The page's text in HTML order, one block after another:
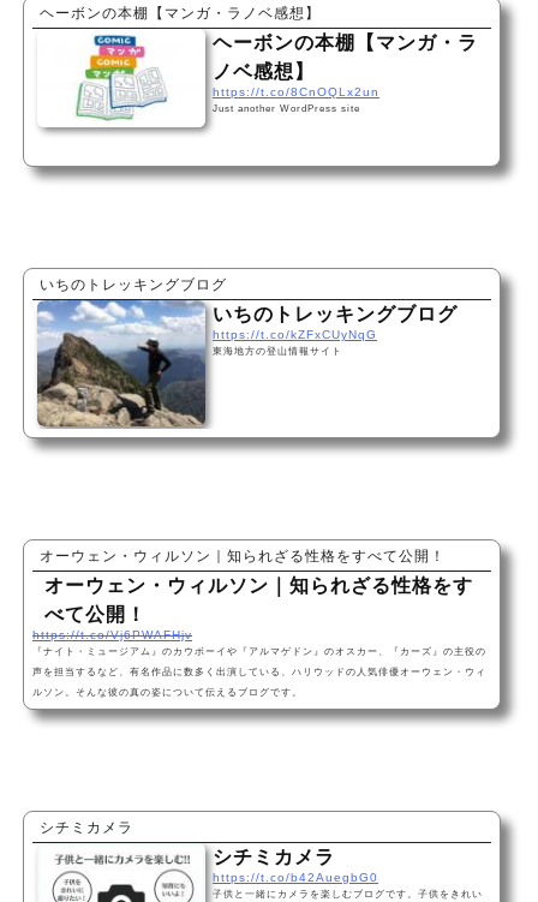
ヘーボンの本棚【マンガ・ラノベ感想】
ヘーボンの本棚【マンガ・ラ
ノベ感想】
https://t.co/8CnOQLx2un
Just another WordPress site
いちのトレッキングブログ
いちのトレッキングブログ
https://t.co/kZFxCUyNqG
東海地方の登山情報サイト
オーウェン・ウィルソン｜知られざる性格をすべて公開！
オーウェン・ウィルソン｜知られざる性格をす
べて公開！
https://t.co/Vj6PWAFHjv
『ナイト・ミュージアム』のカウボーイや『アルマゲドン』のオスカー、『カーズ』の主役の
声を担当するなど、有名作品に数多く出演している、ハリウッドの人気俳優オーウェン・ウィ
ルソン。そんな彼の真の姿について伝えるブログです。
シチミカメラ
シチミカメラ
https://t.co/b42AuegbG0
子供と一緒にカメラを楽しむブログです。子供をきれい